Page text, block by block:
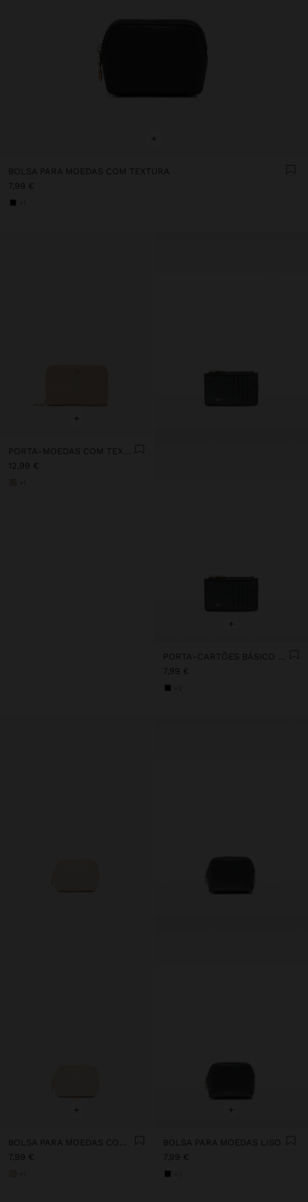
+
BOLSA PARA MOEDAS COM TEXTURA
7,99 €
+
PORTA-MOEDAS COM TEXTURA E FECHO DE CORRER
12,99 €
+
PORTA-CARTÕES BÁSICO COM TEXTURA
7,99 €
+
7,99 €
+
BOLSA PARA MOEDAS LISO
7,99 €